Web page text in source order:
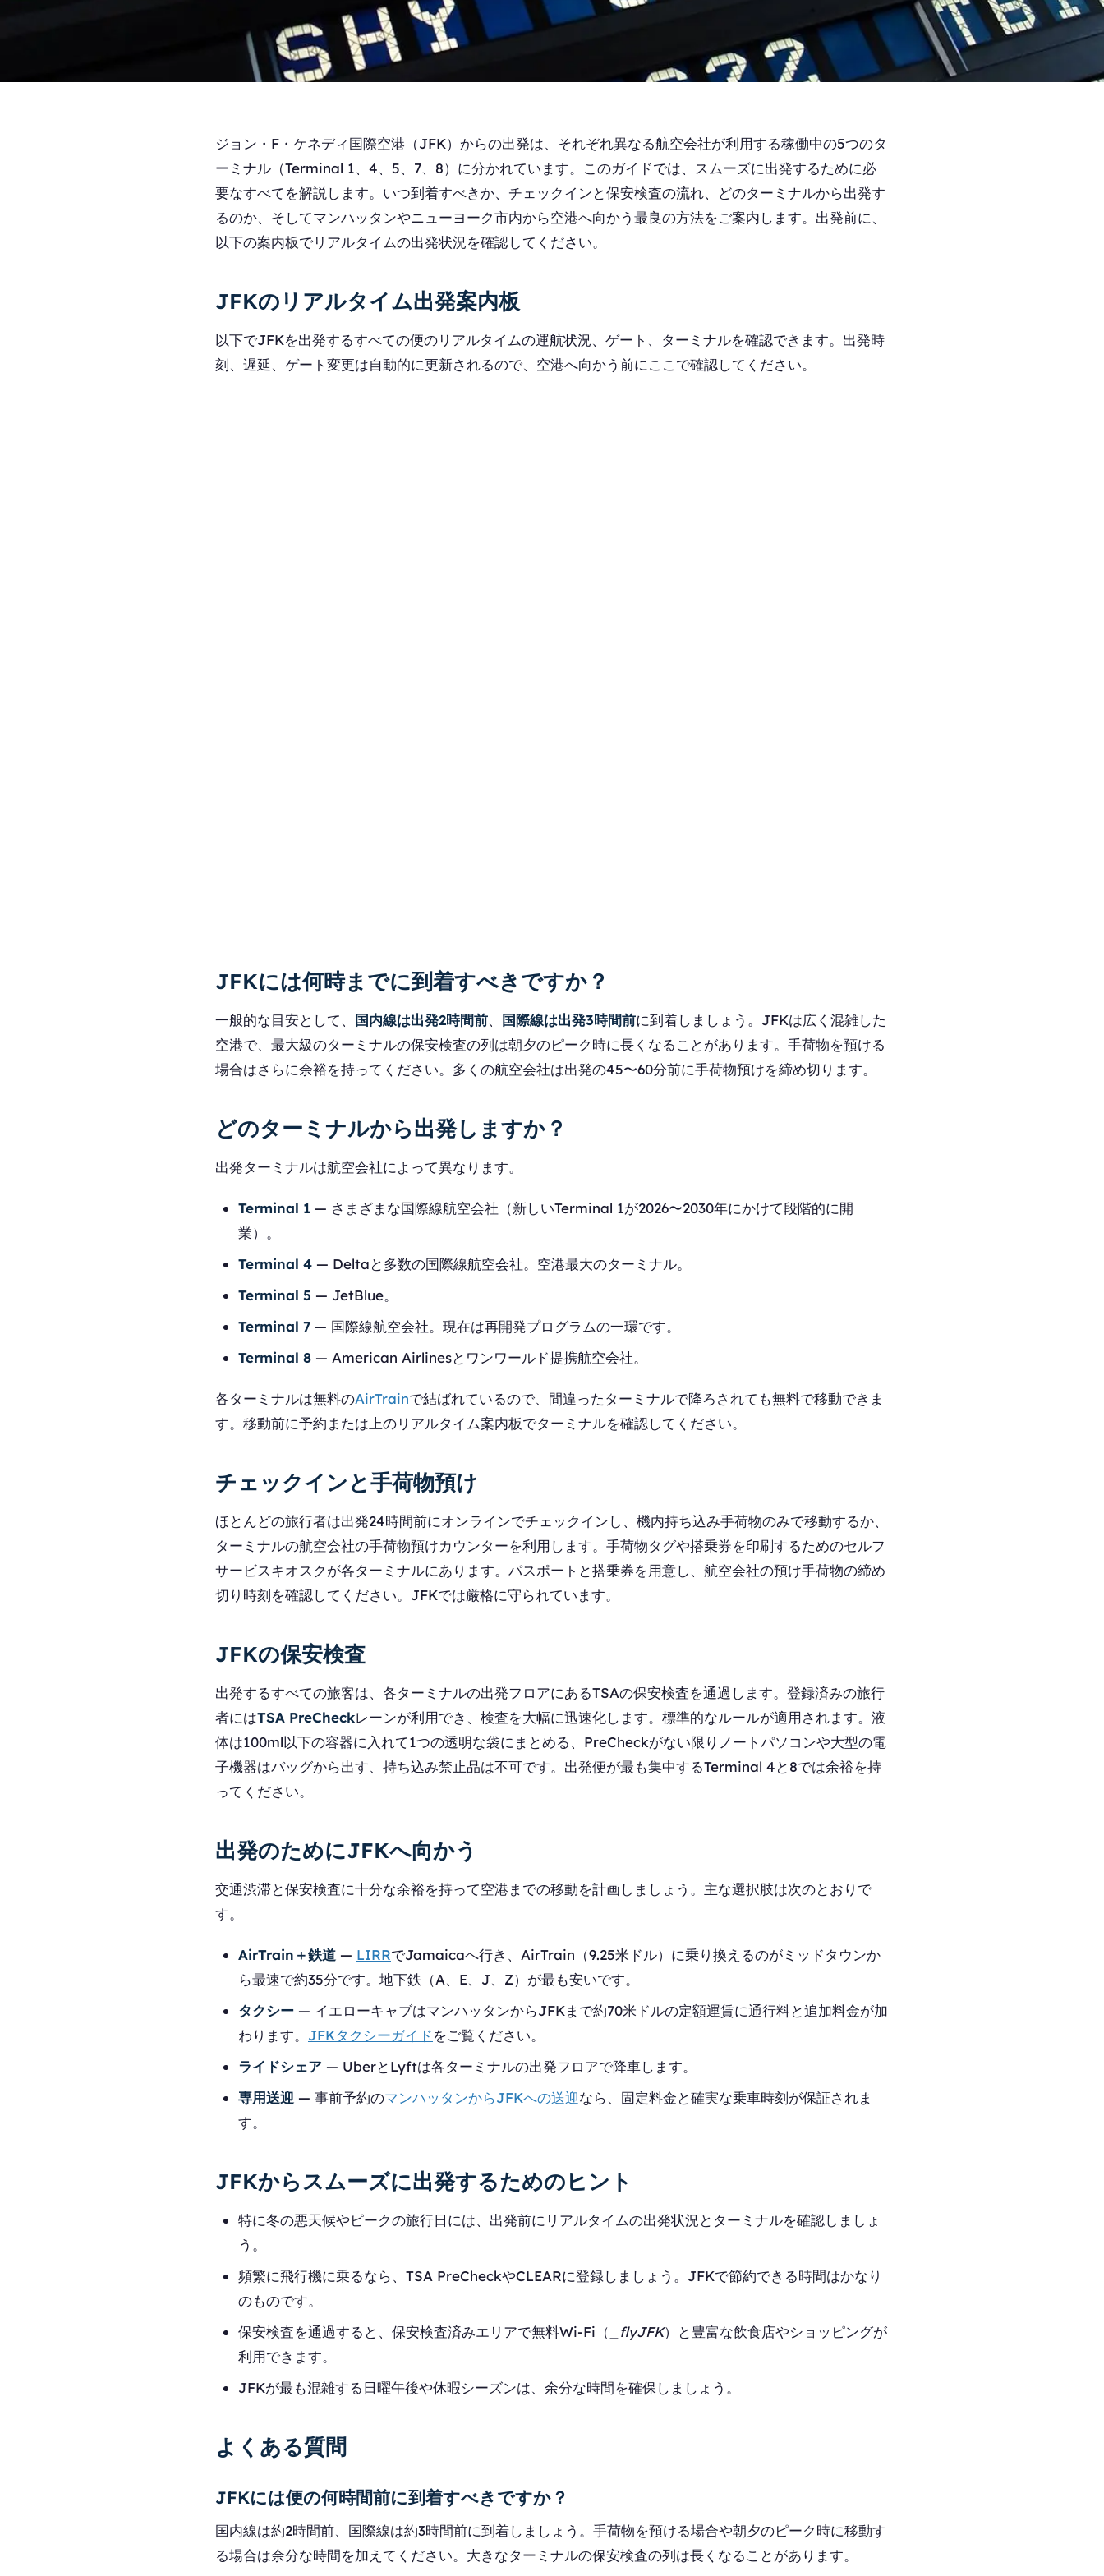
ジョン・F・ケネディ国際空港（JFK）からの出発は、それぞれ異なる航空会社が利用する稼働中の5つのタ
ーミナル（Terminal 1、4、5、7、8）に分かれています。このガイドでは、スムーズに出発するために必
要なすべてを解説します。いつ到着すべきか、チェックインと保安検査の流れ、どのターミナルから出発す
るのか、そしてマンハッタンやニューヨーク市内から空港へ向かう最良の方法をご案内します。出発前に、
以下の案内板でリアルタイムの出発状況を確認してください。
JFKのリアルタイム出発案内板
以下でJFKを出発するすべての便のリアルタイムの運航状況、ゲート、ターミナルを確認できます。出発時
刻、遅延、ゲート変更は自動的に更新されるので、空港へ向かう前にここで確認してください。
JFKには何時までに到着すべきですか？
一般的な目安として、 国内線は出発2時間前、 国際線は出発3時間前に到着しましょう。JFKは広く混雑した
空港で、最大級のターミナルの保安検査の列は朝夕のピーク時に長くなることがあります。手荷物を預ける
場合はさらに余裕を持ってください。多くの航空会社は出発の45〜60分前に手荷物預けを締め切ります。
どのターミナルから出発しますか？
出発ターミナルは航空会社によって異なります。
Terminal 1 — さまざまな国際線航空会社（新しいTerminal 1が2026〜2030年にかけて段階的に開
業）。
Terminal 4 — Deltaと多数の国際線航空会社。空港最大のターミナル。
Terminal 5 — JetBlue。
Terminal 7 — 国際線航空会社。現在は再開発プログラムの一環です。
Terminal 8 — American Airlinesとワンワールド提携航空会社。
各ターミナルは無料のAirTrainで結ばれているので、間違ったターミナルで降ろされても無料で移動できま
す。移動前に予約または上のリアルタイム案内板でターミナルを確認してください。
チェックインと手荷物預け
ほとんどの旅行者は出発24時間前にオンラインでチェックインし、機内持ち込み手荷物のみで移動するか、
ターミナルの航空会社の手荷物預けカウンターを利用します。手荷物タグや搭乗券を印刷するためのセルフ
サービスキオスクが各ターミナルにあります。パスポートと搭乗券を用意し、航空会社の預け手荷物の締め
切り時刻を確認してください。JFKでは厳格に守られています。
JFKの保安検査
出発するすべての旅客は、各ターミナルの出発フロアにあるTSAの保安検査を通過します。登録済みの旅行
者にはTSA PreCheckレーンが利用でき、検査を大幅に迅速化します。標準的なルールが適用されます。液
体は100ml以下の容器に入れて1つの透明な袋にまとめる、PreCheckがない限りノートパソコンや大型の電
子機器はバッグから出す、持ち込み禁止品は不可です。出発便が最も集中するTerminal 4と8では余裕を持
ってください。
出発のためにJFKへ向かう
交通渋滞と保安検査に十分な余裕を持って空港までの移動を計画しましょう。主な選択肢は次のとおりで
す。
AirTrain＋鉄道 — LIRRでJamaicaへ行き、AirTrain（9.25米ドル）に乗り換えるのがミッドタウンか
ら最速で約35分です。地下鉄（A、E、J、Z）が最も安いです。
タクシー — イエローキャブはマンハッタンからJFKまで約70米ドルの定額運賃に通行料と追加料金が加
わります。 JFKタクシーガイドをご覧ください。
ライドシェア — UberとLyftは各ターミナルの出発フロアで降車します。
専用送迎 — 事前予約のマンハッタンからJFKへの送迎なら、固定料金と確実な乗車時刻が保証されま
す。
JFKからスムーズに出発するためのヒント
特に冬の悪天候やピークの旅行日には、出発前にリアルタイムの出発状況とターミナルを確認しましょ
う。
頻繁に飛行機に乗るなら、TSA PreCheckやCLEARに登録しましょう。JFKで節約できる時間はかなり
のものです。
保安検査を通過すると、保安検査済みエリアで無料Wi-Fi（ _flyJFK）と豊富な飲食店やショッピングが
利用できます。
JFKが最も混雑する日曜午後や休暇シーズンは、余分な時間を確保しましょう。
よくある質問
JFKには便の何時間前に到着すべきですか？
国内線は約2時間前、国際線は約3時間前に到着しましょう。手荷物を預ける場合や朝夕のピーク時に移動す
る場合は余分な時間を加えてください。大きなターミナルの保安検査の列は長くなることがあります。